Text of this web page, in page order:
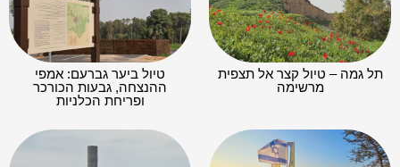
תל גמה – טיול קצר אל תצפית
מרשימה
טיול ביער גברעם: אמפי
ההנצחה, גבעות הכורכר
ופריחת הכלניות